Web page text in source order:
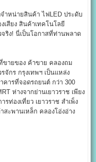
หน่ายสินค้า ไฟLED ประดับ
เสียง สินค้าเทคโนโลยี
ริง! นี่เป็นโอกาสที่ท่านพลาด
ขายของ ค้าขาย คลองถม
จักร กรุงเทพฯ เป็นแหล่ง
คารที่จอดรถยนต์ กว่า 300
ห่างจากย่านเยาวราช เพียง
ท่องเที่ยว เยาวราช สำเพ็ง
สะพานเหล็ก คลองโอ่งอ่าง